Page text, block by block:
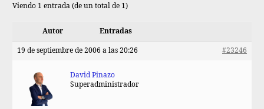
Viendo 1 entrada (de un total de 1)
Autor Entradas
19 de septiembre de 2006 a las 20:26 #23246
David Pinazo
Superadministrador